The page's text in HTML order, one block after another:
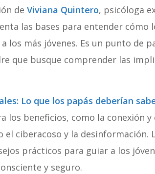
de Viviana Quintero, psicóloga
las bases para entender cómo
los más jóvenes. Es un punto de
que busque comprender las
Lo que los papás deberían
los beneficios, como la conexión
ciberacoso y la desinformación.
prácticos para guiar a los
y seguro.